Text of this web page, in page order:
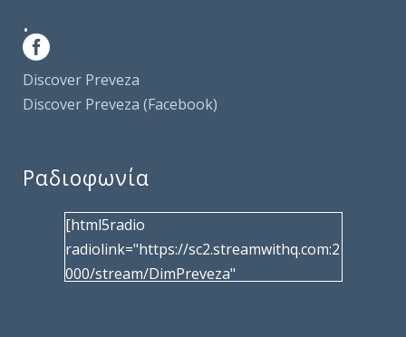
.
Discover Preveza
Discover Preveza (Facebook)
Ραδιοφωνία
[html5radio
radiolink="https://sc2.streamwithq.com:2
000/stream/DimPreveza"